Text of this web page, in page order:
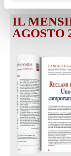
IL
AGOSTO